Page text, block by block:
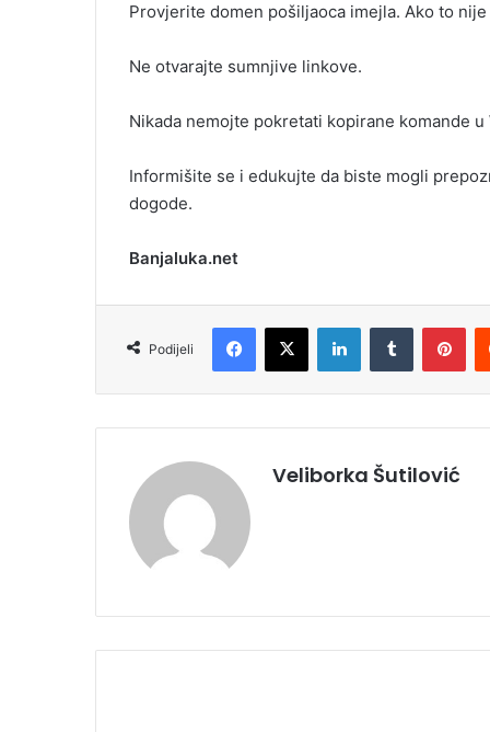
Provjerite domen pošiljaoca imejla. Ako to
Ne otvarajte sumnjive linkove.
Nikada nemojte pokretati kopirane komande
Informišite se i edukujte da biste mogli
dogode.
Banjaluka.net
Podijeli
Veliborka Šutilović